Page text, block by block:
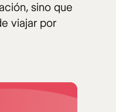
sino que
viajar por